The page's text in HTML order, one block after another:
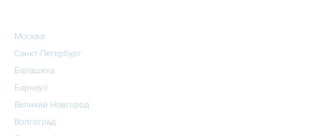
Москва
Санкт-Петербург
Балашиха
Барнаул
Великий Новгород
Волгоград